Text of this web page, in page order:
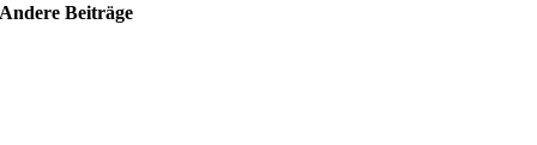
Andere Beiträge